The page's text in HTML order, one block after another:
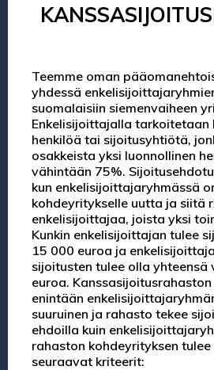
Teemme oman
yhdessä
suomalaisiin siemenvaiheen
Enkelisijoittajalla tarkoitetaan
henkilöä tai sijoitusyhtiötä,
osakkeista yksi luonnollinen
vähintään 75%.
kun enkelisijoittajaryhmässä
kohdeyritykselle uutta ja siitä
enkelisijoittajaa, joista yksi
Kunkin enkelisijoittajan tulee
15 000 euroa ja
sijoitusten tulee olla yhteensä
euroa.
enintään
suuruinen ja rahasto tekee
ehdoilla kuin
rahaston kohdeyrityksen
seuraavat kriteerit: